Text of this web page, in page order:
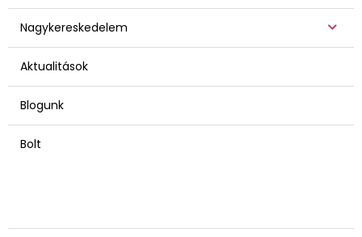
Nagykereskedelem
Aktualitások
Blogunk
Bolt